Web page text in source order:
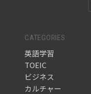
CATEGORIES
英語学習
TOEIC
ビジネス
カルチャー